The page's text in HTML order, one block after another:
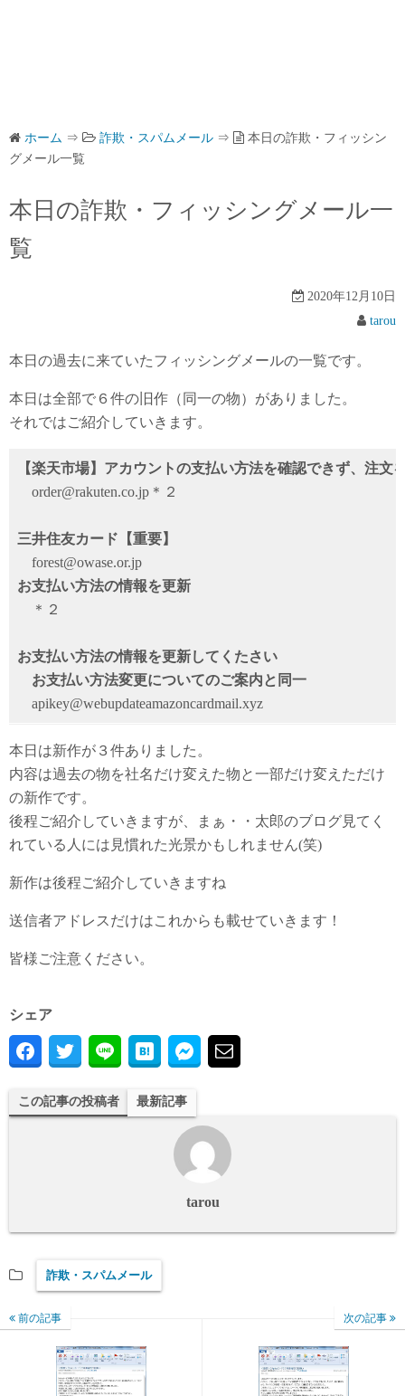
ホーム ⇒ 詐欺・スパムメール ⇒
本日の詐欺・フィッシン
グメール一覧
本日の詐欺・フィッシングメール一
覧
2020年12月10日
tarou
本日の過去に来ていたフィッシングメールの一覧です。
本日は全部で６件の旧作（同一の物）がありました。
それではご紹介していきます。
【楽天市場】アカウントの支払い方法を確認できず、注文
order@rakuten.co.jp＊２
三井住友カード【重要】
forest@owase.or.jp
お支払い方法の情報を更新
＊２
お支払い方法の情報を更新してくたさい
お支払い方法変更についてのご案内と同一
apikey@webupdateamazoncardmail.xyz
本日は新作が３件ありました。
内容は過去の物を社名だけ変えた物と一部だけ変えただけ
の新作です。
後程ご紹介していきますが、まぁ・・太郎のブログ見てく
れている人には見慣れた光景かもしれません(笑)
新作は後程ご紹介していきますね
送信者アドレスだけはこれからも載せていきます！
皆様ご注意ください。
シェア
この記事の投稿者 最新記事
tarou
詐欺・スパムメール
前の記事 次の記事